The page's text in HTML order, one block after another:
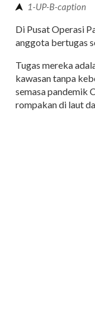
1-UP-B-caption
Di Pusat Operasi
anggota bertugas
Tugas mereka
kawasan tanpa
semasa pandemik
rompakan di laut